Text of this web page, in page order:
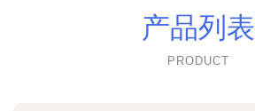
产品列表
PRODUCT